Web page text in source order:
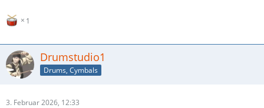
1
Drumstudio1
Drums, Cymbals
3. Februar 2026, 12:33